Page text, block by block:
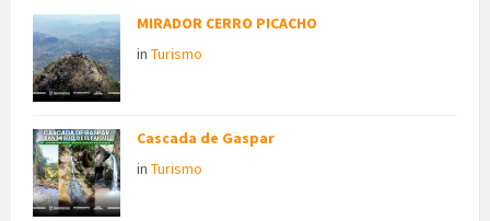
MIRADOR CERRO PICACHO
in Turismo
Cascada de Gaspar
in Turismo